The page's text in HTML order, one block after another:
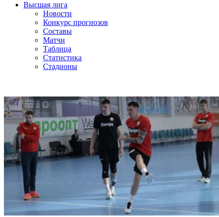
Высшая лига
Новости
Конкурс прогнозов
Составы
Матчи
Таблица
Статистика
Стадионы